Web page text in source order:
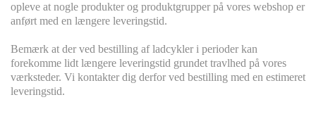
opleve at nogle produkter og produktgrupper på vores webshop er
anført med en længere leveringstid.
Bemærk at der ved bestilling af ladcykler i perioder kan
forekomme lidt længere leveringstid grundet travlhed på vores
værksteder. Vi kontakter dig derfor ved bestilling med en estimeret
leveringstid.